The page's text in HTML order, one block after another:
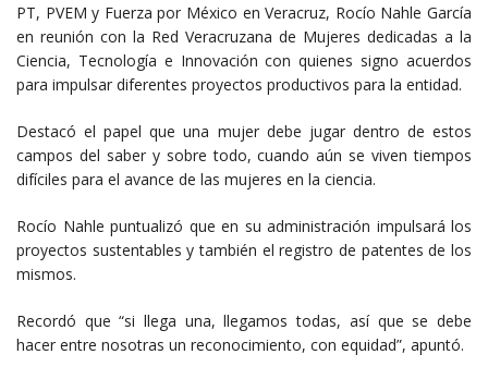
PT, PVEM y Fuerza por México en Veracruz, Rocío Nahle García
en reunión con la Red Veracruzana de Mujeres dedicadas a la
Ciencia, Tecnología e Innovación con quienes signo acuerdos
para impulsar diferentes proyectos productivos para la entidad.
Destacó el papel que una mujer debe jugar dentro de estos
campos del saber y sobre todo, cuando aún se viven tiempos
difíciles para el avance de las mujeres en la ciencia.
Rocío Nahle puntualizó que en su administración impulsará los
proyectos sustentables y también el registro de patentes de los
mismos.
Recordó que “si llega una, llegamos todas, así que se debe
hacer entre nosotras un reconocimiento, con equidad”, apuntó.